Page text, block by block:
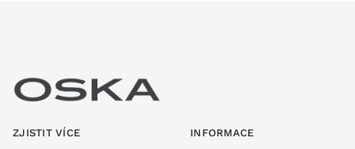
ZJISTIT VÍCE INFORMACE